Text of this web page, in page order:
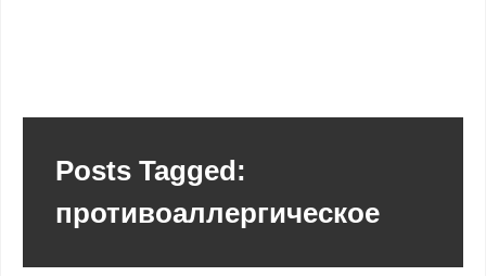
Posts Tagged:
противоаллергическое